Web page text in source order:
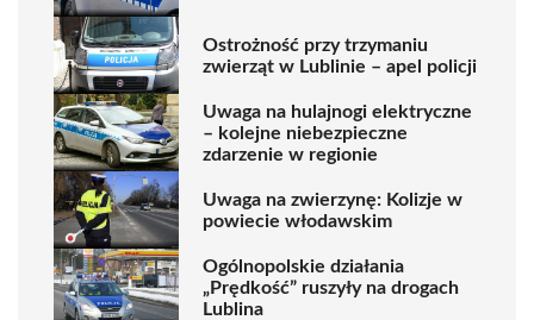
Ostrożność przy trzymaniu
zwierząt w Lublinie – apel policji
Uwaga na hulajnogi elektryczne
– kolejne niebezpieczne
zdarzenie w regionie
Uwaga na zwierzynę: Kolizje w
powiecie włodawskim
Ogólnopolskie działania
„Prędkość” ruszyły na drogach
Lublina